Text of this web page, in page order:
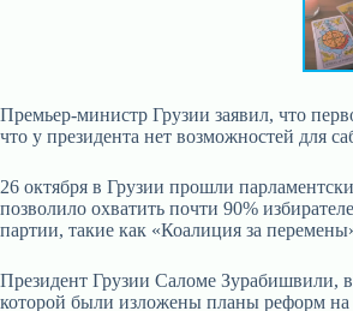
Премьер-министр Грузии заявил, что
что у президента нет возможностей для
26 октября в Грузии прошли
позволило охватить почти 90%
партии, такие как «Коалиция за
Президент Грузии Саломе Зурабишвили,
которой были изложены планы реформ на